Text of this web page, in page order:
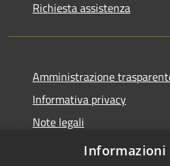
Richiesta assistenza
Amministrazione
Informativa privacy
Note legali
Dichiarazione di accessibilità
Informazioni